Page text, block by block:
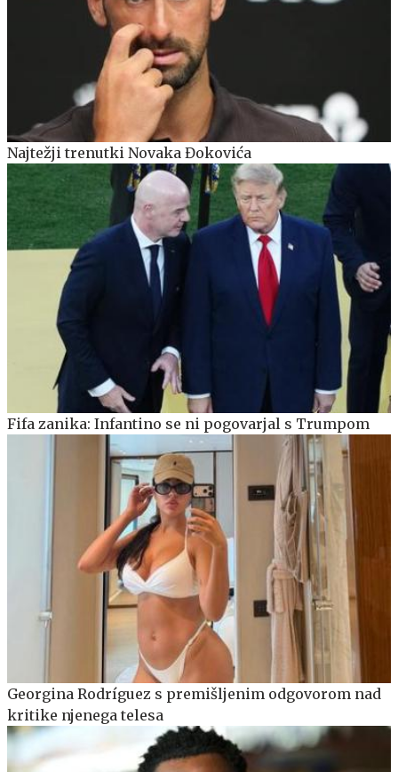
Najtežji trenutki Novaka Đokovića
Fifa zanika: Infantino se ni pogovarjal s Trumpom
Georgina Rodríguez s premišljenim odgovorom nad
kritike njenega telesa